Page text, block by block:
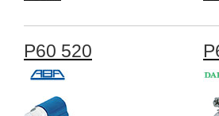
P60 520